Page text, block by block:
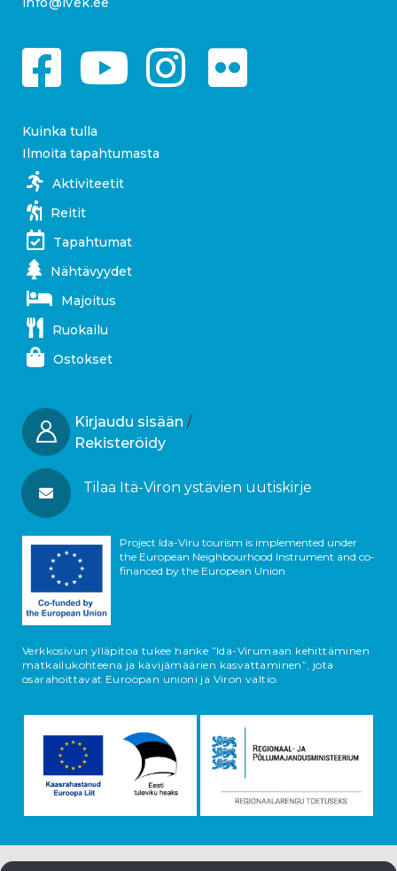
Kuinka tulla
Ilmoita tapahtumasta
Aktiviteetit
Reitit
Tapahtumat
Nähtävyydet
Majoitus
Ruokailu
Ostokset
Kirjaudu sisään /
Rekisteröidy
Tilaa Itä-Viron ystävien uutiskirje
Project Ida-Viru tourism is implemented under
the European Neighbourhood Instrument and co-
financed by the European Union
Verkkosivun ylläpitoa tukee hanke ”Ida-Virumaan kehittäminen
matkailukohteena ja kävijämäärien kasvattaminen”, jota
osarahoittavat Euroopan unioni ja Viron valtio.